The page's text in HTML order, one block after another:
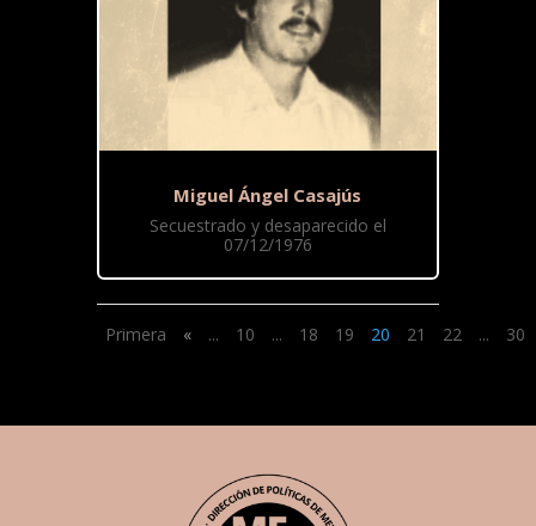
Miguel Ángel Casajús
Secuestrado y desaparecido el
07/12/1976
Primera « ... 10 ... 18 19 20 21 22 ... 30